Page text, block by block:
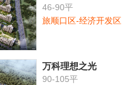
46-90平
旅顺口区-经济开发区
万科理想之光
90-105平